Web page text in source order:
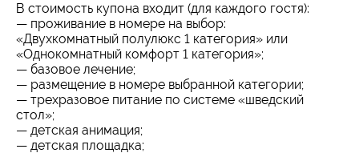
В стоимость купона входит (для каждого гостя):
— проживание в номере на выбор:
«Двухкомнатный полулюкс 1 категория» или
«Однокомнатный комфорт 1 категория»;
— базовое лечение;
— размещение в номере выбранной категории;
— трехразовое питание по системе «шведский
стол»;
— детская анимация;
— детская площадка;